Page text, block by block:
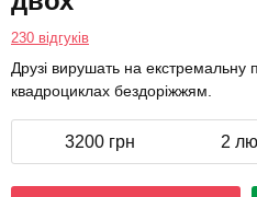
230 відгуків
Друзі вирушать на екстремальну
квадроциклах бездоріжжям.
3200 грн 2